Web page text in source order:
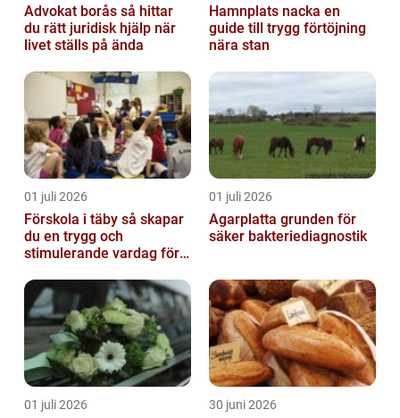
Advokat borås så hittar
du rätt juridisk hjälp när
livet ställs på ända
Hamnplats nacka en
guide till trygg förtöjning
nära stan
01 juli 2026
Förskola i täby så skapar
du en trygg och
stimulerande vardag för
01 juli 2026
Agarplatta grunden för
säker bakteriediagnostik
01 juli 2026 30 juni 2026